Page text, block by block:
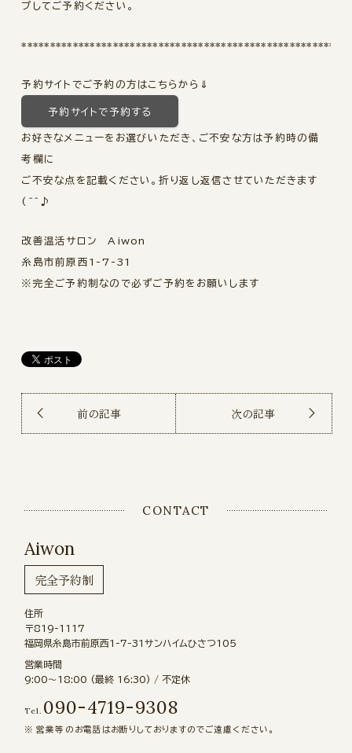
プしてご予約ください。
**********************************************************
予約サイトでご予約の方はこちらから⇓
予約サイトで予約する
お好きなメニューをお選びいただき、ご不安な方は予約時の備
考欄に
ご不安な点を記載ください。折り返し返信させていただきます
(^^♪
改善温活サロン Aiwon
糸島市前原西1-7-31
※完全ご予約制なので必ずご予約をお願いします
前の記事 次の記事
CONTACT
Aiwon
完全予約制
住所
〒819-1117
福岡県糸島市前原西1-7-31サンハイムひさつ105
営業時間
9:00〜18:00 (最終 16:30) / 不定休
Tel. 090-4719-9308
営業等のお電話はお断りしておりますのでご遠慮ください。